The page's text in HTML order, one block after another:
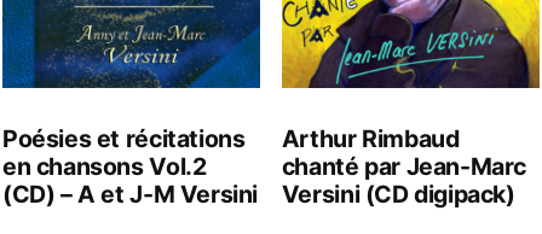
Poésies et récitations
en chansons Vol.2
(CD) – A et J-M Versini
Arthur Rimbaud
chanté par Jean-Marc
Versini (CD digipack)